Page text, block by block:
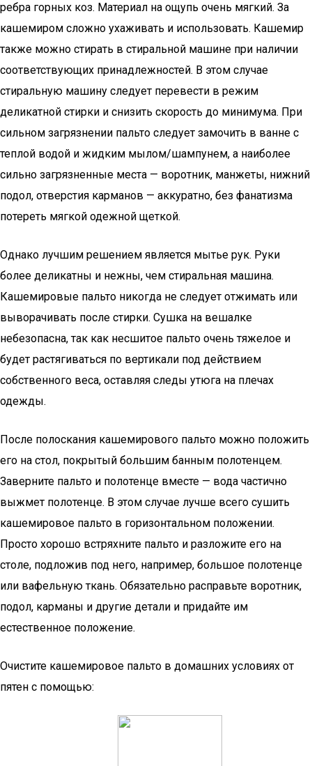
ребра горных коз. Материал на ощупь очень мягкий. За
кашемиром сложно ухаживать и использовать. Кашемир
также можно стирать в стиральной машине при наличии
соответствующих принадлежностей. В этом случае
стиральную машину следует перевести в режим
деликатной стирки и снизить скорость до минимума. При
сильном загрязнении пальто следует замочить в ванне с
теплой водой и жидким мылом/шампунем, а наиболее
сильно загрязненные места — воротник, манжеты, нижний
подол, отверстия карманов — аккуратно, без фанатизма
потереть мягкой одежной щеткой.
Однако лучшим решением является мытье рук. Руки
более деликатны и нежны, чем стиральная машина.
Кашемировые пальто никогда не следует отжимать или
выворачивать после стирки. Сушка на вешалке
небезопасна, так как несшитое пальто очень тяжелое и
будет растягиваться по вертикали под действием
собственного веса, оставляя следы утюга на плечах
одежды.
После полоскания кашемирового пальто можно положить
его на стол, покрытый большим банным полотенцем.
Заверните пальто и полотенце вместе — вода частично
выжмет полотенце. В этом случае лучше всего сушить
кашемировое пальто в горизонтальном положении.
Просто хорошо встряхните пальто и разложите его на
столе, подложив под него, например, большое полотенце
или вафельную ткань. Обязательно расправьте воротник,
подол, карманы и другие детали и придайте им
естественное положение.
Очистите кашемировое пальто в домашних условиях от
пятен с помощью: